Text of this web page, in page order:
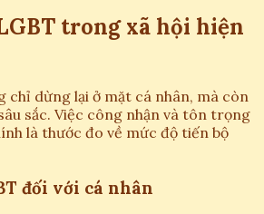
trong xã hội hiện
chỉ dừng lại ở mặt cá nhân, mà còn
sắc. Việc công nhận và tôn trọng
là thước đo về mức độ tiến bộ
đối với cá nhân